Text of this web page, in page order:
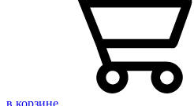
в корзине